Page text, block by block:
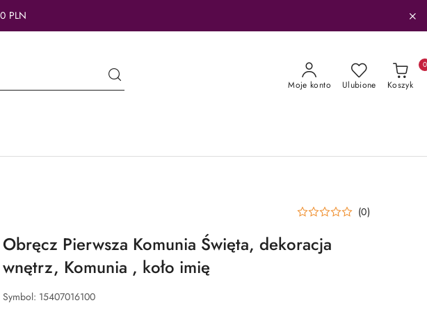
PLN
Moje konto Ulubione Koszyk
0
(0)
Obręcz Pierwsza Komunia Święta, dekoracja
wnętrz, Komunia , koło imię
Symbol: 15407016100